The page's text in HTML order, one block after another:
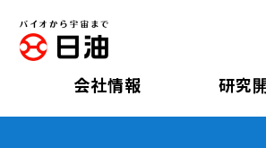
会社情報 研究